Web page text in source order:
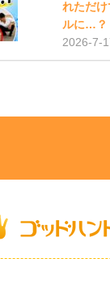
れただ
ルに…？
2026-7-